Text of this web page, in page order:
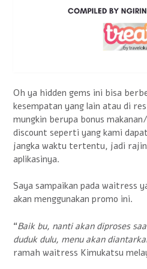
Oh ya hidden gems ini bisa
kesempatan yang lain atau di
mungkin berupa bonus
discount seperti yang kami
jangka waktu tertentu, jadi
aplikasinya.
Saya sampaikan pada waitress
akan menggunakan promo ini.
“Baik bu, nanti akan diproses
duduk dulu, menu akan
ramah waitress Kimukatsu